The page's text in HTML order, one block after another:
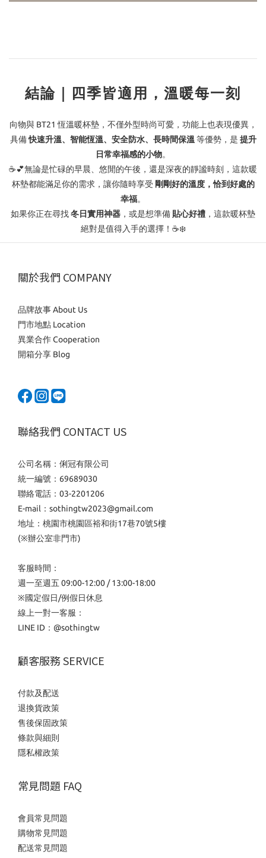
結論｜四季皆適用，溫暖每一刻
向物與 BT21 恆溫暖杯墊，不僅外型時尚可愛，功能上也表現優異，
具備快速升溫、智能恆溫、安全防水、長時間保溫 等優勢，是 提升
日常幸福感的小物。
☕💕無論是忙碌的早晨、悠閒的午後，還是深夜的靜謐時刻，這款暖
杯墊都能滿足你的需求，讓你隨時享受 剛剛好的溫度，恰到好處的
幸福。
如果你正在尋找冬日實用神器 ，或是想準備 貼心好禮 ，這款暖杯墊
絕對是值得入手的選擇！☕❄️
關於我們 COMPANY
品牌故事 About Us
門市地點 Location
異業合作 Cooperation
開箱分享 Blog
聯絡我們 CONTACT US
公司名稱：俐冠有限公司
統一編號：69689030
聯絡電話：03-2201206
E-mail：sothingtw2023@gmail.com
地址：桃園市桃園區裕和街17巷70號5樓
(※辦公室非門市)
客服時間：
週一至週五 09:00-12:00 / 13:00-18:00
※國定假日/例假日休息
線上一對一客服：
LINE ID： @sothingtw
顧客服務 SERVICE
付款及配送
退換貨政策
售後保固政策
條款與細則
隱私權政策
常見問題 FAQ
會員常見問題
購物常見問題
配送常見問題